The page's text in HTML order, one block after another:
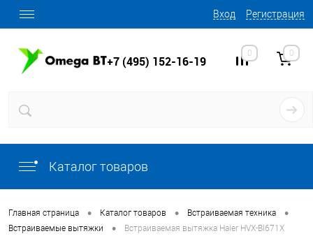
Вход Регистрация
+7 (495) 152-16-19
0 0
Каталог товаров
Главная страница • Каталог товаров • Встраиваемая техника •
Встраиваемые вытяжки • Встраиваемая вытяжка Haier HVX-BI671X